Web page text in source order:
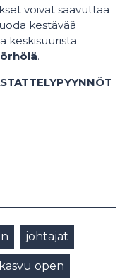
voivat saavuttaa
kestävää
keskisuurista
.
johtajat
kasvu open